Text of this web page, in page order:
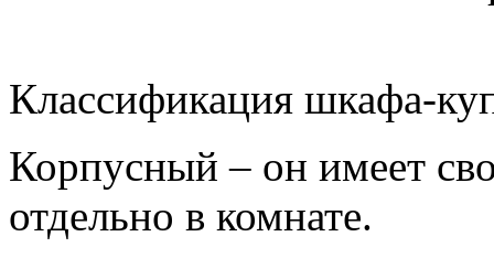
Классификация шкафа-
Корпусный – он имеет
отдельно в комнате.